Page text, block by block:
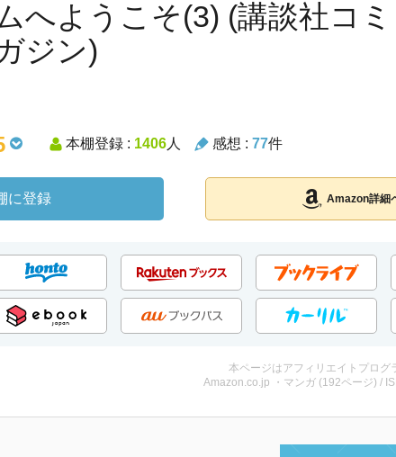
へようこそ(3) (講談社コミ
ジン)
本棚登録 : 1406人 感想 : 77件
に登録 Amazon詳細
本ページはアフィリエイトプログ
Amazon.co.jp ・マンガ (192ページ) /